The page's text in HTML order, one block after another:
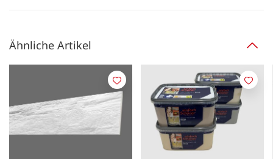
Ähnliche Artikel
Merken